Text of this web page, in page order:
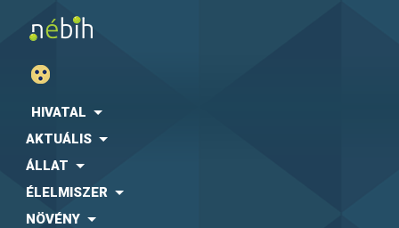
HIVATAL
AKTUÁLIS
ÁLLAT
ÉLELMISZER
NÖVÉNY